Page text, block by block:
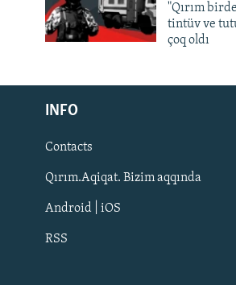
Русский
Українською
QOŞULIÑIZ!
"Qırım
tintüv ve
çoq oldı
INFO
Contacts
Qırım.Aqiqat. Bizim aqqında
Android | iOS
RSS